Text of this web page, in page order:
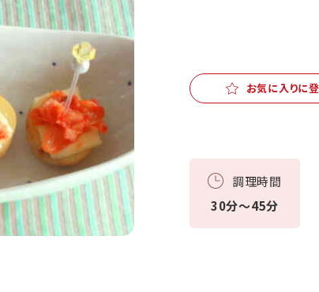
お気に入りに
調理時間
30分～45分